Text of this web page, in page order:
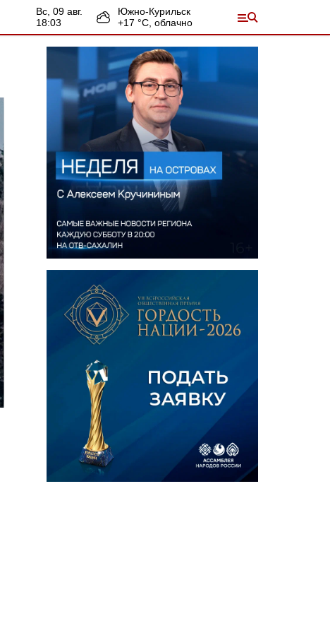
вс, 09 авг.
18:03
Южно-Курильск
+17 °С, облачно